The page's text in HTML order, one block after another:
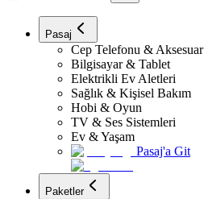
Pasaj
Cep Telefonu & Aksesuar
Bilgisayar & Tablet
Elektrikli Ev Aletleri
Sağlık & Kişisel Bakım
Hobi & Oyun
TV & Ses Sistemleri
Ev & Yaşam
Pasaj'a Git
Paketler